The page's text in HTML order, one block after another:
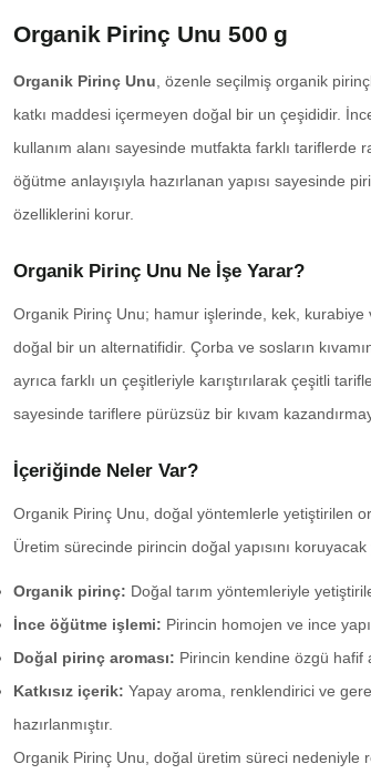
Organik Pirinç Unu 500 g
Organik Pirinç Unu , özenle seçilmiş organik
katkı maddesi içermeyen doğal bir un çeşididir.
kullanım alanı sayesinde mutfakta farklı tariflerde
öğütme anlayışıyla hazırlanan yapısı sayesinde
özelliklerini korur.
Organik Pirinç Unu Ne İşe Yarar?
Organik Pirinç Unu; hamur işlerinde, kek, kurabiye
doğal bir un alternatifidir. Çorba ve sosların
ayrıca farklı un çeşitleriyle karıştırılarak çeşitli
sayesinde tariflere pürüzsüz bir kıvam
İçeriğinde Neler Var?
Organik Pirinç Unu, doğal yöntemlerle yetiştirilen
Üretim sürecinde pirincin doğal yapısını
Organik pirinç: Doğal tarım yöntemleriyle
İnce öğütme işlemi: Pirincin homojen ve ince
Doğal pirinç aroması: Pirincin kendine özgü hafif
Katkısız içerik: Yapay aroma, renklendirici ve
hazırlanmıştır.
Organik Pirinç Unu, doğal üretim süreci nedeniyle